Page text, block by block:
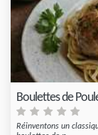
Boulettes de
Réinventons un